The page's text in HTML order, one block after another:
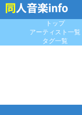
トップ
アーティスト一覧
タグ一覧